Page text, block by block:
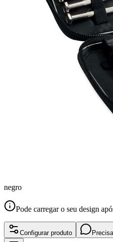
negro
Pode carregar o seu design
Configurar produto